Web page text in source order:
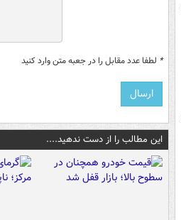
* لطفا عدد مقابل را در جعبه متن وارد کنید
این مطالب را از دست ندهید....